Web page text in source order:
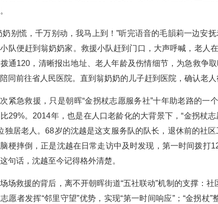
奶别慌，千万别动，我马上到！”听完语音的毛韻莉一边安
队便赶到翁奶奶家。救援小队赶到门口，大声呼喊，老人
通120，清晰报出地址、老人年龄及伤情细节，为急救争
同前往省人民医院。直到翁奶奶的儿子赶到医院，确认老
紧急救援，只是朝晖“金拐杖志愿服务社”十年助老路的
比29%。2014年，也是在人口老龄化的大背景下，“金拐杖
独居老人。68岁的沈越是这支服务队的队长，退休前的社
梗摔倒，正是沈越在日常走访中及时发现，第一时间拨打
句话，沈越至今记得格外清楚。
场救援的背后，离不开朝晖街道“五社联动”机制的支撑：
愿者发挥“邻里守望”优势，实现“第一时间响应”；“金拐